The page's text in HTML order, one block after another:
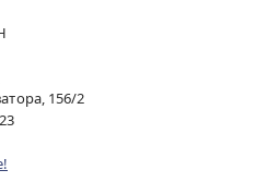
156/2